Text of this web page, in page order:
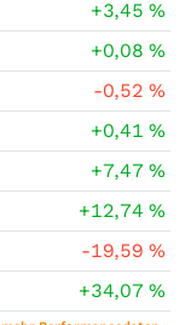
+3,45%
+0,08%
-0,52%
+0,41%
+7,47%
+12,74%
-19,59%
+34,07%